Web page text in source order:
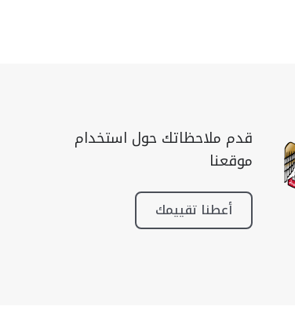
قدم ملاحظاتك حول استخدام
موقعنا
أعطنا تقييمك